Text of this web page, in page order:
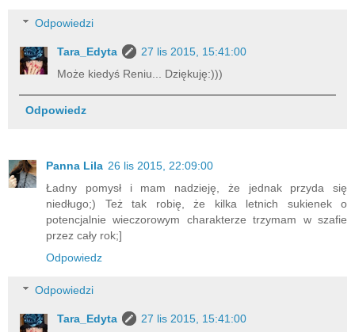
Odpowiedzi
Tara_Edyta
27 lis 2015, 15:41:00
Może kiedyś Reniu... Dziękuję:)))
Odpowiedz
Panna Lila 26 lis 2015, 22:09:00
Ładny pomysł i mam nadzieję, że jednak przyda się
niedługo;) Też tak robię, że kilka letnich sukienek o
potencjalnie wieczorowym charakterze trzymam w szafie
przez cały rok;]
Odpowiedz
Odpowiedzi
Tara_Edyta
27 lis 2015, 15:41:00